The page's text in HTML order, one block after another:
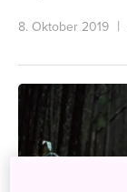
8. Oktober 2019